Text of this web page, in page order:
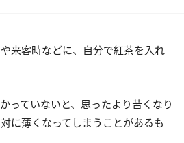
来客時などに、自分で紅茶を入れ
っていないと、思ったより苦くなり
に薄くなってしまうことがあるも